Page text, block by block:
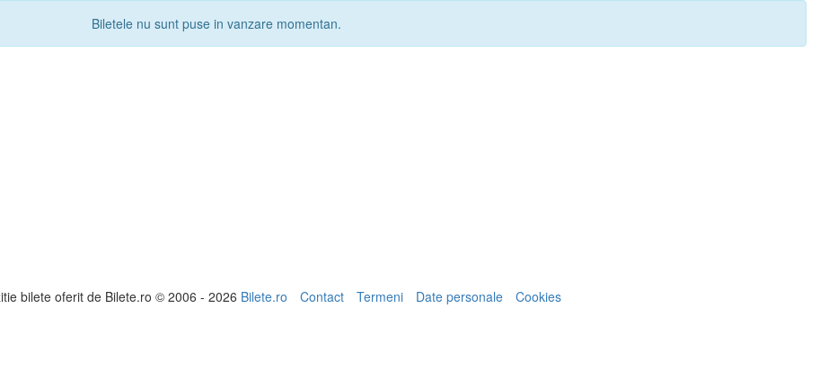
Biletele nu sunt puse in vanzare momentan.
bilete oferit de Bilete.ro © 2006 - 2026 Bilete.ro Contact Termeni Date personale Cookies